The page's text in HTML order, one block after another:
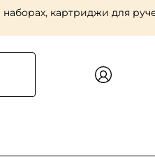
Пришли профессиональные